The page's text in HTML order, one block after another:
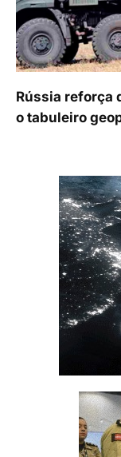
Rússia reforça
o tabuleiro